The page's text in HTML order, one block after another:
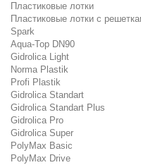
Пластиковые лотки
Пластиковые лотки с
Spark
Aqua-Top DN90
Gidrolica Light
Norma Plastik
Profi Plastik
Gidrolica Standart
Gidrolica Standart Plus
Gidrolica Pro
Gidrolica Super
PolyMax Basic
PolyMax Drive